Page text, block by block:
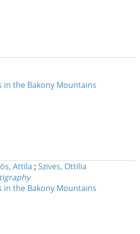
in the Bakony Mountains
Attila ; Szives, Ottilia
in the Bakony Mountains